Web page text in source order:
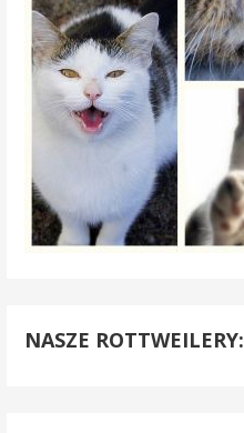
NASZE ROTTWEILERY: